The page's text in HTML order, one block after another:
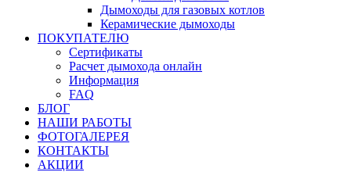
Дымоходы для газовых котлов
Керамические дымоходы
ПОКУПАТЕЛЮ
Сертификаты
Расчет дымохода онлайн
Информация
FAQ
БЛОГ
НАШИ РАБОТЫ
ФОТОГАЛЕРЕЯ
КОНТАКТЫ
АКЦИИ